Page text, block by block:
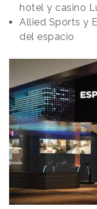
hotel y casino
Allied Sports y
del espacio